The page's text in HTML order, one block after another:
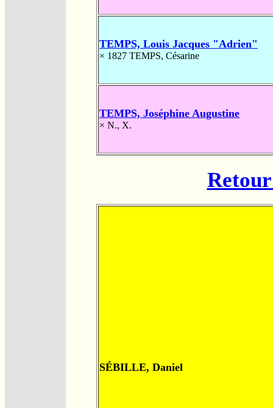
TEMPS, Louis Jacques "Adrien"
× 1827 TEMPS, Césarine
TEMPS, Joséphine Augustine
× N., X.
SÉBILLE, Daniel